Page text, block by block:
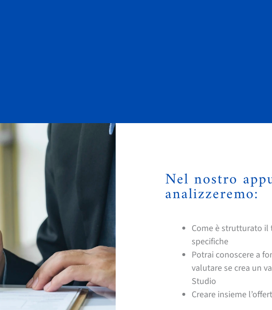
Nel nostro
analizzeremo:
Come è strutturato il
specifiche
Potrai conoscere a
valutare se crea un
Studio
Creare insieme